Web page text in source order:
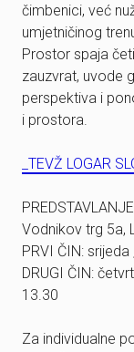
čimbenici, već
umjetničinog
Prostor spaja
zauzvrat, uvode
perspektiva i
i prostora.
_TEVŽ LOGAR
Vodnikov trg 5a,
PRVI ČIN:
DRUGI ČIN:
13.30
Za individualne